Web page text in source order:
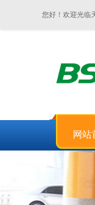
您好！欢迎光临
网站